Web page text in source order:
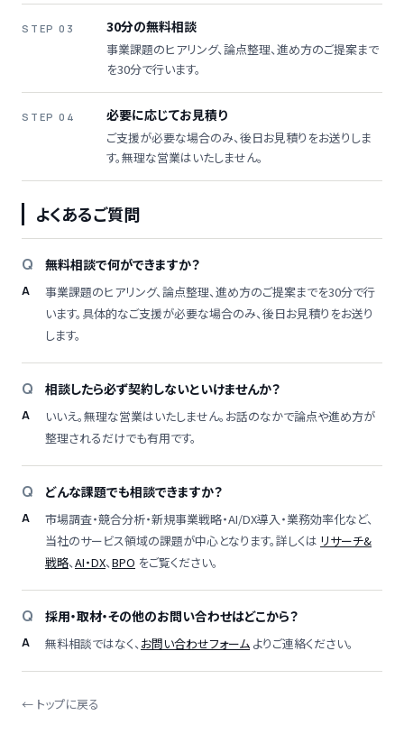
STEP 03 30分の無料相談
事業課題のヒアリング、論点整理、進め方のご提案まで
を30分で行います。
STEP 04 必要に応じてお見積り
ご支援が必要な場合のみ、後日お見積りをお送りしま
す。無理な営業はいたしません。
よくあるご質問
無料相談で何ができますか？
事業課題のヒアリング、論点整理、進め方のご提案までを30分で行
います。具体的なご支援が必要な場合のみ、後日お見積りをお送り
します。
相談したら必ず契約しないといけませんか？
いいえ。無理な営業はいたしません。お話のなかで論点や進め方が
整理されるだけでも有用です。
どんな課題でも相談できますか？
市場調査・競合分析・新規事業戦略・AI/DX導入・業務効率化など、
当社のサービス領域の課題が中心となります。詳しくは リサーチ&
戦略、AI・DX、BPO をご覧ください。
採用・取材・その他のお問い合わせはどこから？
無料相談ではなく、 お問い合わせフォーム よりご連絡ください。
← トップに戻る